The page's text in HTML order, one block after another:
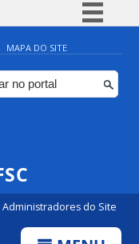
Simplifique!
Comunica BR
Participe
Canais
MAPA DO SITE
Administradores do Site